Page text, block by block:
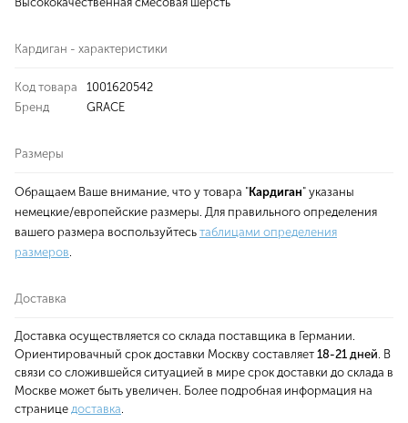
Кардиган - характеристики
Код товара
1001620542
Бренд
GRACE
Размеры
Обращаем Ваше внимание, что у товара "Кардиган" указаны
немецкие/европейские размеры. Для правильного определения
вашего размера воспользуйтесь таблицами определения
размеров.
Доставка
Доставка осуществляется со склада поставщика в Германии.
Ориентировачный срок доставки Москву составляет 18-21 дней. В
связи со сложившейся ситуацией в мире срок доставки до склада в
Москве может быть увеличен. Более подробная информация на
странице доставка.